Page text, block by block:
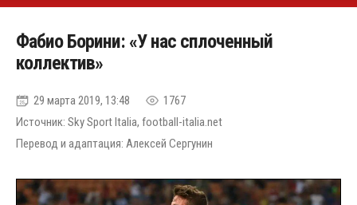
Фабио Борини: «У нас сплоченный
коллектив»
29 марта 2019, 13:48
1767
Источник: Sky Sport Italia, football-italia.net
Перевод и адаптация: Алексей Сергунин